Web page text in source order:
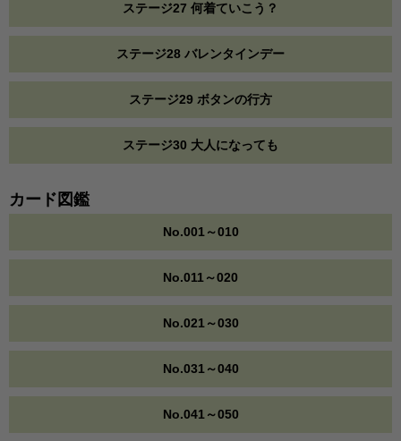
ステージ27 何着ていこう？
ステージ28 バレンタインデー
ステージ29 ボタンの行方
ステージ30 大人になっても
カード図鑑
No.001～010
No.011～020
No.021～030
No.031～040
No.041～050